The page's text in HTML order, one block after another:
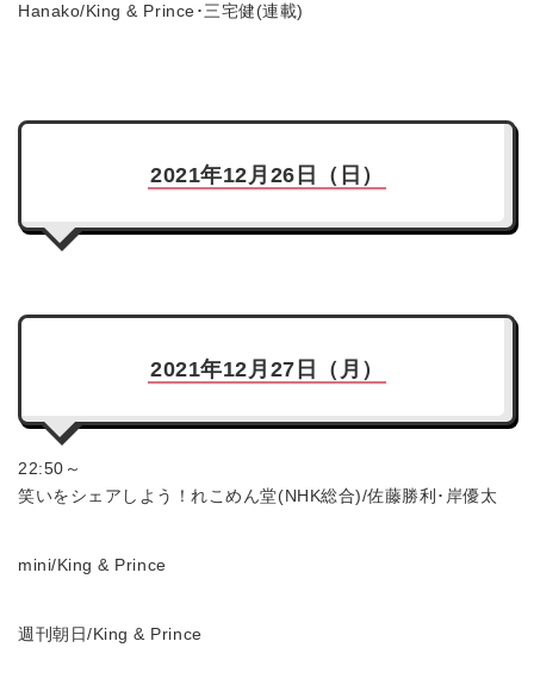
Hanako/King & Prince･三宅健(連載)
2021年12月26日（日）
2021年12月27日（月）
22:50～
笑いをシェアしよう！れこめん堂(NHK総合)/佐藤勝利･岸優太
mini/King & Prince
週刊朝日/King & Prince